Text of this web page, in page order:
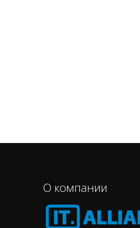
О компании